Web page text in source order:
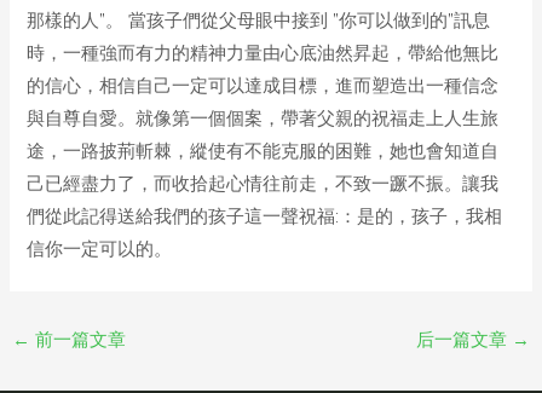
那樣的人”。 當孩子們從父母眼中接到 ”你可以做到的”訊息
時，一種強而有力的精神力量由心底油然昇起，帶給他無比
的信心，相信自己一定可以達成目標，進而塑造出一種信念
與自尊自愛。就像第一個個案，帶著父親的祝福走上人生旅
途，一路披荊斬棘，縱使有不能克服的困難，她也會知道自
己已經盡力了，而收拾起心情往前走，不致一蹶不振。讓我
們從此記得送給我們的孩子這一聲祝福:：是的，孩子，我相
信你一定可以的。
← 前一篇文章 后一篇文章 →